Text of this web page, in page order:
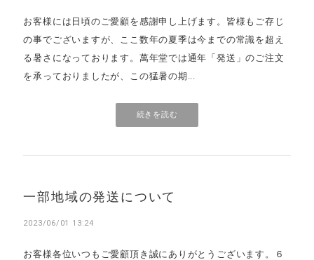
お客様には日頃のご愛顧を感謝申し上げます。皆様もご存じ
の事でございますが、ここ数年の夏季は今までの常識を超え
る暑さになっております。萬年堂では通年「発送」のご注文
を承っておりましたが、この猛暑の期...
続きを読む
一部地域の発送について
2023/06/01 13:24
お客様各位いつもご愛顧頂き誠にありがとうございます。６